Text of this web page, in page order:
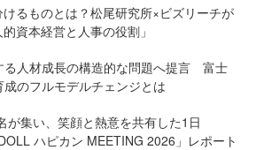
るものとは？松尾研究所×ビズリーチが
資本経営と人事の役割」
る人材成長の構造的な問題へ提言 富士
のフルモデルチェンジとは
が集い、笑顔と熱意を共有した1日
ハピカン MEETING 2026」レポート